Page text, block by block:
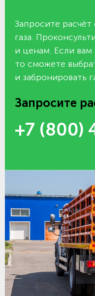
Запросите
газа.
и ценам. Если вам
то сможете
и забронировать
Запросите
+7 (800)